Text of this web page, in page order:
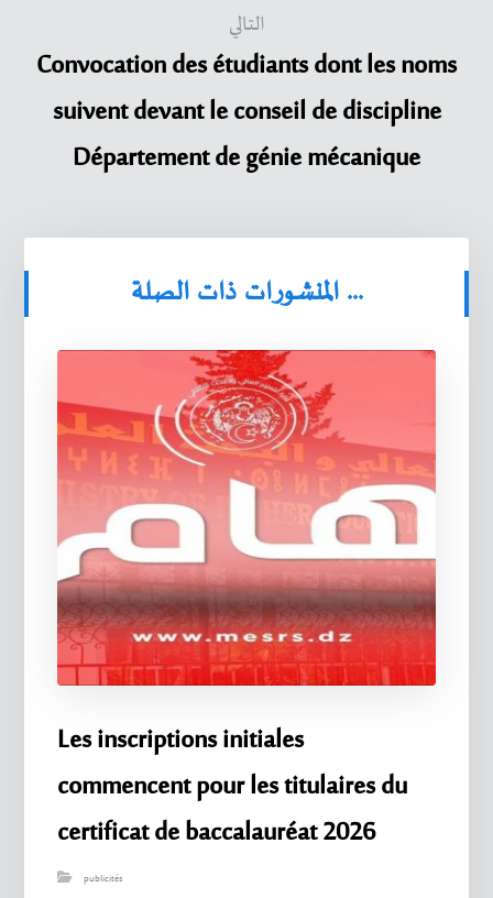
التالي
Convocation des étudiants dont les noms
suivent devant le conseil de discipline
Département de génie mécanique
المنشورات ذات الصلة ...
Les inscriptions initiales
commencent pour les titulaires du
certificat de baccalauréat 2026
publicités